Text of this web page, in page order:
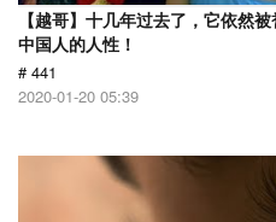
【越哥】十几年过去了，它依然
中国人的人性！
# 441
2020-01-20 05:39